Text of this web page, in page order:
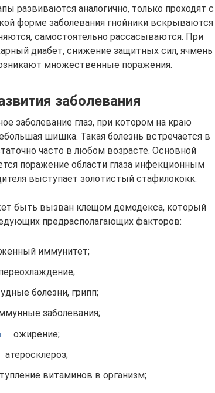
развиваются аналогично, только проходят с
форме заболевания гнойники вскрываются
самостоятельно рассасываются. При
диабет, снижение защитных сил, ячмень
множественные поражения.
заболевания
заболевание глаз, при котором на краю
шишка. Такая болезнь встречается в
часто в любом возрасте. Основной
поражение области глаза инфекционным
выступает золотистый стафилококк.
быть вызван клещом демодекса, который
предрасполагающих факторов:
иммунитет;
болезни, грипп;
заболевания;
ожирение;
атеросклероз;
витаминов в организм;